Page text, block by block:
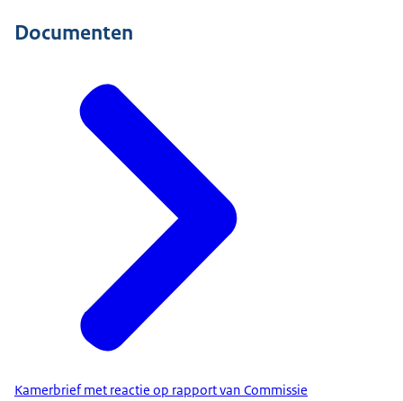
Documenten
Kamerbrief met reactie op rapport van Commissie